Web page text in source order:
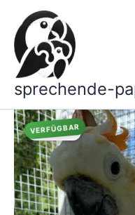
Inhalt
springen
sprechende-
Angebot!
VERFÜGBAR